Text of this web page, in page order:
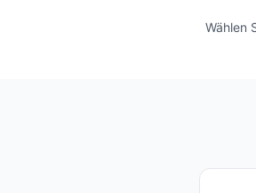
Wählen